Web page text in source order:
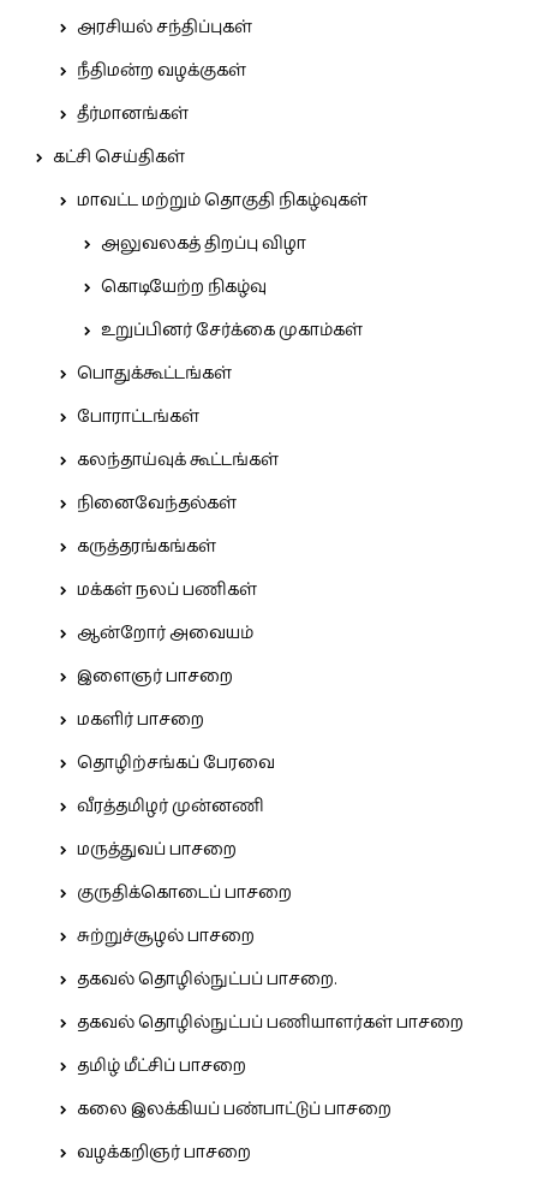
அரசியல் சந்திப்புகள்
நீதிமன்ற வழக்குகள்
தீர்மானங்கள்
கட்சி செய்திகள்
மாவட்ட மற்றும் தொகுதி நிகழ்வுகள்
அலுவலகத் திறப்பு விழா
கொடியேற்ற நிகழ்வு
உறுப்பினர் சேர்க்கை முகாம்கள்
பொதுக்கூட்டங்கள்
போராட்டங்கள்
கலந்தாய்வுக் கூட்டங்கள்
நினைவேந்தல்கள்
கருத்தரங்கங்கள்
மக்கள் நலப் பணிகள்
ஆன்றோர் அவையம்
இளைஞர் பாசறை
மகளிர் பாசறை
தொழிற்சங்கப் பேரவை
வீரத்தமிழர் முன்னணி
மருத்துவப் பாசறை
குருதிக்கொடைப் பாசறை
சுற்றுச்சூழல் பாசறை
தகவல் தொழில்நுட்பப் பாசறை.
தகவல் தொழில்நுட்பப் பணியாளர்கள் பாசறை
தமிழ் மீட்சிப் பாசறை
கலை இலக்கியப் பண்பாட்டுப் பாசறை
வழக்கறிஞர் பாசறை